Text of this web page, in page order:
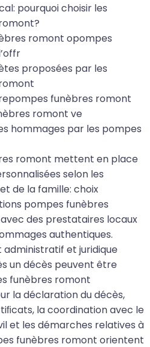
pourquoi choisir les
romont opompes
proposées par les
funèbres romont
romont ve
hommages par les pompes
romont mettent en place
selon les
de la famille: choix
pompes funèbres
des prestataires locaux
authentiques.
et juridique
un décès peuvent être
funèbres romont
la déclaration du décès,
la coordination avec le
et les démarches relatives à
funèbres romont orientent